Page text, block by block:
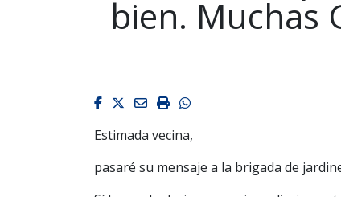
bien. Muchas
Facebook
Twitter
EmailImprimirWhatsapp
Estimada vecina,
pasaré su mensaje a la brigada de